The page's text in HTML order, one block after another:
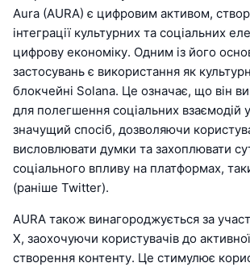
Aura (AURA) є цифровим активом,
інтеграції культурних та соціальних
цифрову економіку. Одним із його
застосувань є використання як
блокчейні Solana. Це означає, що він
для полегшення соціальних взаємодій
значущий спосіб, дозволяючи
висловлювати думки та захоплювати
соціального впливу на платформах,
(раніше Twitter).
AURA також винагороджується за
X, заохочуючи користувачів до
створення контенту. Це стимулює